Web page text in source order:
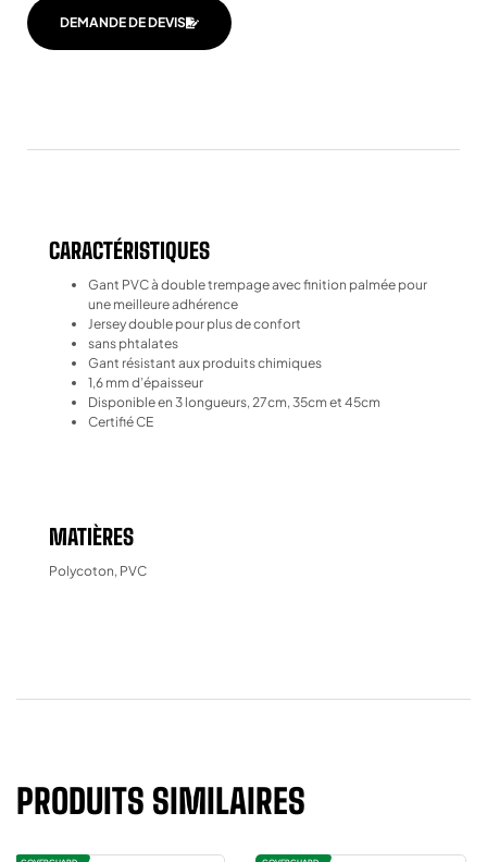
DEMANDE DE DEVIS
CARACTÉRISTIQUES
Gant PVC à double trempage avec finition palmée pour
une meilleure adhérence
Jersey double pour plus de confort
sans phtalates
Gant résistant aux produits chimiques
1,6 mm d’épaisseur
Disponible en 3 longueurs, 27cm, 35cm et 45cm
Certifié CE
MATIÈRES
Polycoton, PVC
PRODUITS SIMILAIRES